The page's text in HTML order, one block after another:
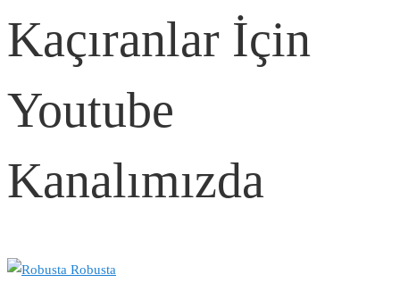
Kaçıranlar İçin
Youtube
Kanalımızda
Robusta